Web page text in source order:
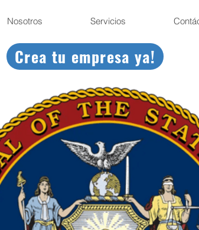
Nosotros Servicios
Crea tu empresa ya!